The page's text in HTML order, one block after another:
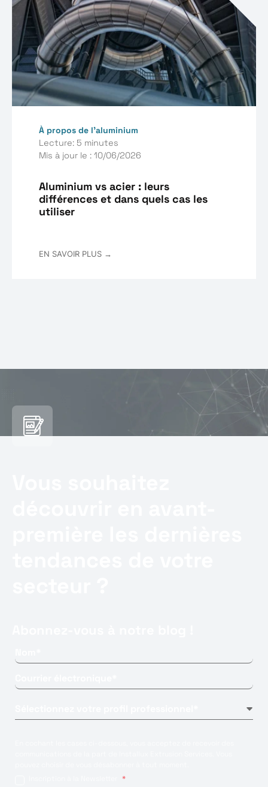
À propos de l’aluminium
Lecture: 5 minutes
Mis à jour le : 10/06/2026
Aluminium vs acier : leurs
différences et dans quels cas les
utiliser
EN SAVOIR PLUS →
*